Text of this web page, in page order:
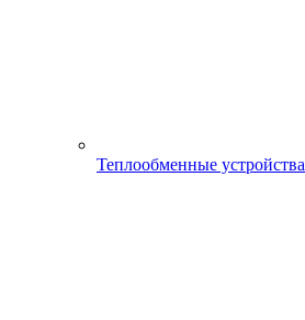
Теплообменные устройства